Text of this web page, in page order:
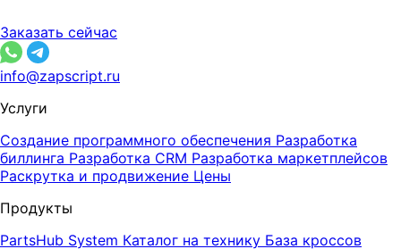
Заказать сейчас
info@zapscript.ru
Услуги
Создание программного обеспечения Разработка
биллинга Разработка CRM Разработка маркетплейсов
Раскрутка и продвижение Цены
Продукты
PartsHub System Каталог на технику База кроссов